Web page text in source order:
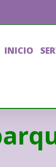
INICIO